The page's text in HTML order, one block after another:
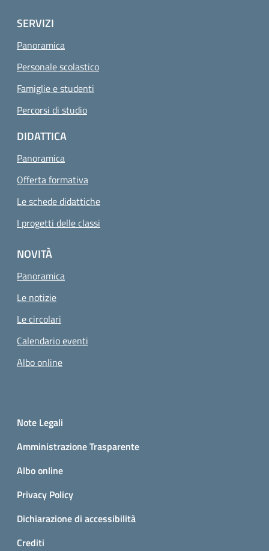
SERVIZI
Panoramica
Personale scolastico
Famiglie e studenti
Percorsi di studio
DIDATTICA
Panoramica
Offerta formativa
Le schede didattiche
I progetti delle classi
NOVITÀ
Panoramica
Le notizie
Le circolari
Calendario eventi
Albo online
Small prints
Note Legali
Amministrazione Trasparente
Albo online
Privacy Policy
Dichiarazione di accessibilità
Crediti